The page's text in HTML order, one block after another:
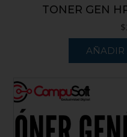
TONER GEN
$
AÑADIR